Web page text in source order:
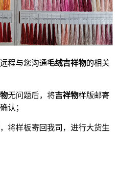
程与您沟通毛绒吉祥物的相关
无问题后，将吉祥物样版邮寄
认；
将样板寄回我司，进行大货生